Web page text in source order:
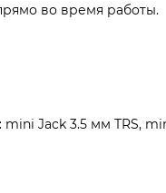
во время работы.
Jack 3.5 мм TRS,